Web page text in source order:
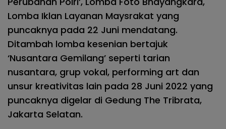
Lomba Iklan Layanan Maysrakat yang
puncaknya pada 22 Juni mendatang.
Ditambah lomba kesenian bertajuk
‘Nusantara Gemilang’ seperti tarian
nusantara, grup vokal, performing art dan
unsur kreativitas lain pada 28 Juni 2022 yang
puncaknya digelar di Gedung The Tribrata,
Jakarta Selatan.